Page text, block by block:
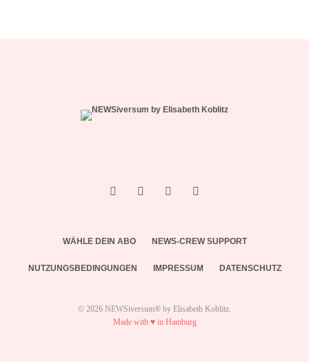
WÄHLE DEIN ABO NEWS-CREW SUPPORT
NUTZUNGSBEDINGUNGEN IMPRESSUM DATENSCHUTZ
© 2026 NEWSiversum® by Elisabeth Koblitz.
Made with ♥ in Hamburg